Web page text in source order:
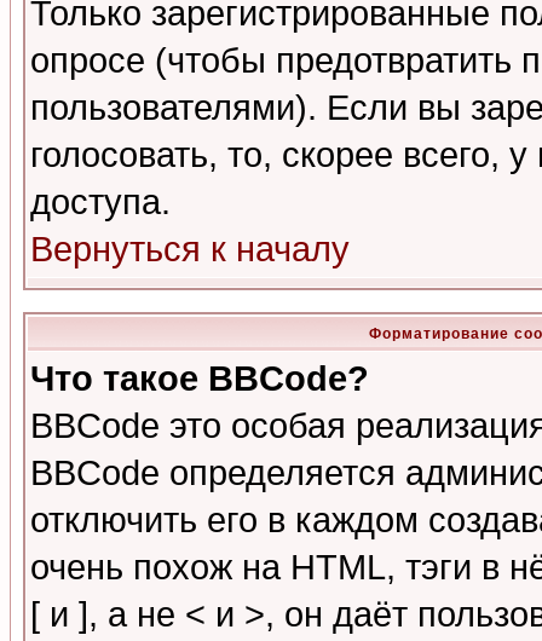
Только зарегистрированные
опросе (чтобы предотвратить
пользователями). Если вы
голосовать, то, скорее всего,
доступа.
Вернуться к началу
Форматирование
Что такое BBCode?
BBCode это особая
BBCode определяется
отключить его в каждом
очень похож на HTML, тэги в
[ и ], а не < и >, он даёт